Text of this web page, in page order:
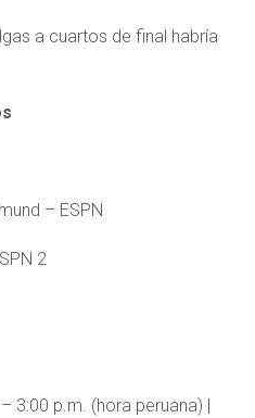
a cuartos de final habría
– ESPN
2
3:00 p.m. (hora peruana) |